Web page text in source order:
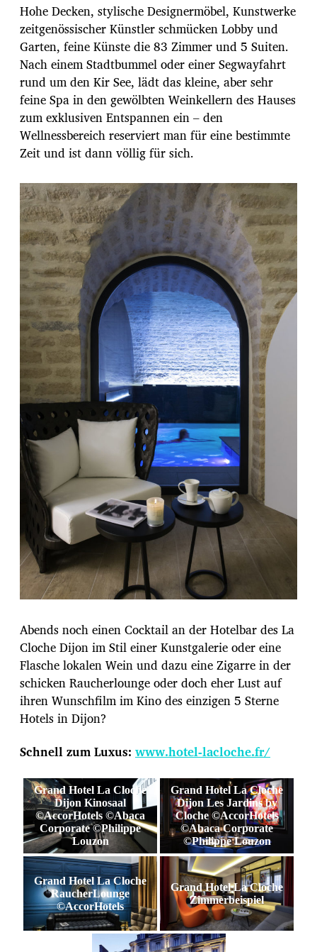
m
Hohe Decken, stylische Designermöbel, Kunstwerke
zeitgenössischer Künstler schmücken Lobby und
Garten, feine Künste die 83 Zimmer und 5 Suiten.
Nach einem Stadtbummel oder einer Segwayfahrt
rund um den Kir See, lädt das kleine, aber sehr
feine Spa in den gewölbten Weinkellern des Hauses
zum exklusiven Entspannen ein – den
Wellnessbereich reserviert man für eine bestimmte
Zeit und ist dann völlig für sich.
Abends noch einen Cocktail an der Hotelbar des La
Cloche Dijon im Stil einer Kunstgalerie oder eine
Flasche lokalen Wein und dazu eine Zigarre in der
schicken Raucherlounge oder doch eher Lust auf
ihren Wunschfilm im Kino des einzigen 5 Sterne
Hotels in Dijon?
Schnell zum Luxus: www.hotel-lacloche.fr/
Grand Hotel La Cloche
Dijon Kinosaal
©AccorHotels ©Abaca
Corporate ©Philippe
Louzon
Grand Hotel La Cloche
Dijon Les Jardins by
Cloche ©AccorHotels
©Abaca Corporate
©Philippe Louzon
Grand Hotel La Cloche
RaucherLounge
©AccorHotels
Grand Hotel La Cloche
Zimmerbeispiel